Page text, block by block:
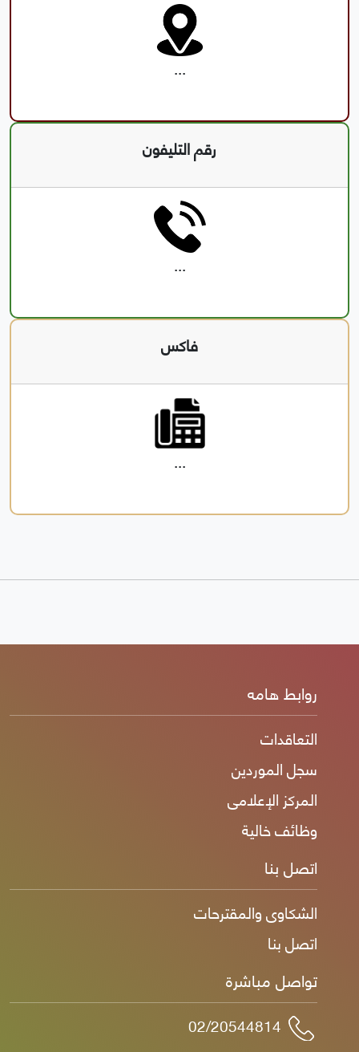
...
رقم التليفون
...
فاكس
...
روابط هامه
التعاقدات
سجل الموردين
المركز الإعلامى
وظائف خالية
اتصل بنا
الشكاوى والمقترحات
اتصل بنا
تواصل مباشرة